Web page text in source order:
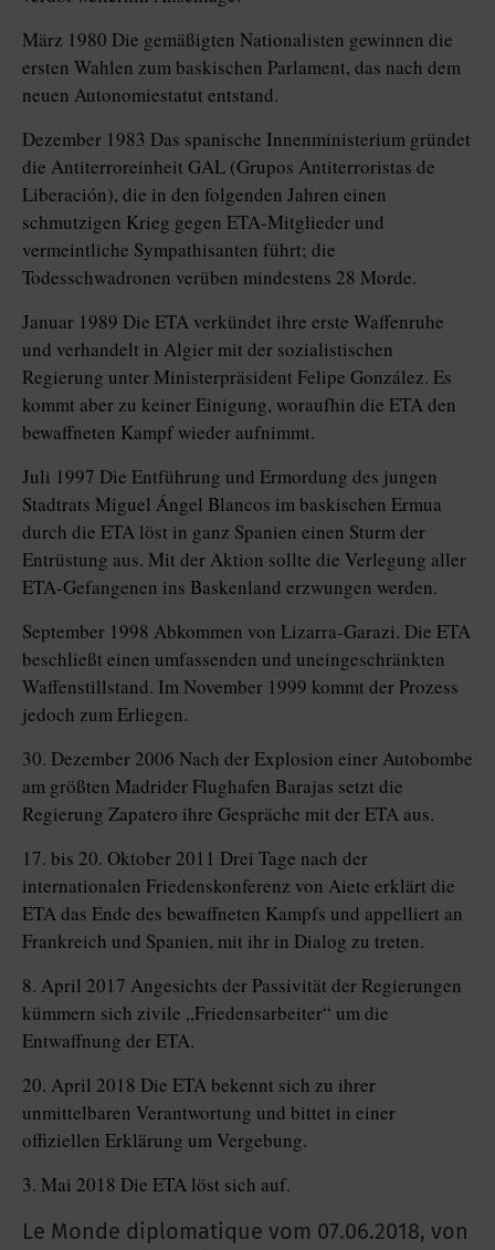
März 1980 Die gemäßigten Nationalisten gewinnen die
ersten Wahlen zum baskischen Parlament, das nach dem
neuen Autonomiestatut entstand.
Dezember 1983 Das spanische Innenministerium gründet
die Antiterroreinheit GAL (Grupos Antiterroristas de
Liberación), die in den folgenden Jahren einen
schmutzigen Krieg gegen ETA-Mitglieder und
vermeintliche Sympathisanten führt; die
Todesschwadronen verüben mindestens 28 Morde.
Januar 1989 Die ETA verkündet ihre erste Waffenruhe
und verhandelt in Algier mit der sozialistischen
Regierung unter Ministerpräsident Felipe González. Es
kommt aber zu keiner Einigung, woraufhin die ETA den
bewaffneten Kampf wieder aufnimmt.
Juli 1997 Die Entführung und Ermordung des jungen
Stadtrats Miguel Ángel Blancos im baskischen Ermua
durch die ETA löst in ganz Spanien einen Sturm der
Entrüstung aus. Mit der Aktion sollte die Verlegung aller
ETA-Gefangenen ins Baskenland erzwungen werden.
September 1998 Abkommen von Lizarra-­Garazi. Die ETA
beschließt einen umfassenden und uneingeschränkten
Waffenstillstand. Im November 1999 kommt der Prozess
jedoch zum Erliegen.
30. Dezember 2006 Nach der Explosion einer Autobombe
am größten Madrider Flughafen Barajas setzt die
Regierung Zapatero ihre Gespräche mit der ETA aus.
17. bis 20. Oktober 2011 Drei Tage nach der
internationalen Friedens­konferenz von Aiete erklärt die
ETA das Ende des bewaffneten Kampfs und appelliert an
Frankreich und Spanien, mit ihr in Dialog zu treten.
8. April 2017 Angesichts der Passivität der Regierungen
kümmern sich zivile „Friedensarbeiter“ um die
Entwaffnung der ETA.
20. April 2018 Die ETA bekennt sich zu ihrer
unmittelbaren Verantwortung und bittet in einer
offiziellen Erklärung um Vergebung.
3. Mai 2018 Die ETA löst sich auf.
Le Monde diplomatique vom 07.06.2018, von